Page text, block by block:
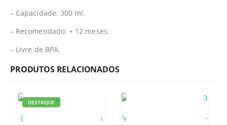
– Capacidade: 300 ml.
– Recomendado: + 12 meses.
– Livre de BPA.
PRODUTOS RELACIONADOS
DESTAQUE